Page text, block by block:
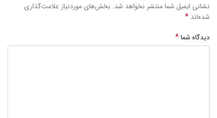
نشانی ایمیل شما منتشر نخواهد شد. بخش‌های موردنیاز علامت‌گذاری
شده‌اند *
دیدگاه شما*